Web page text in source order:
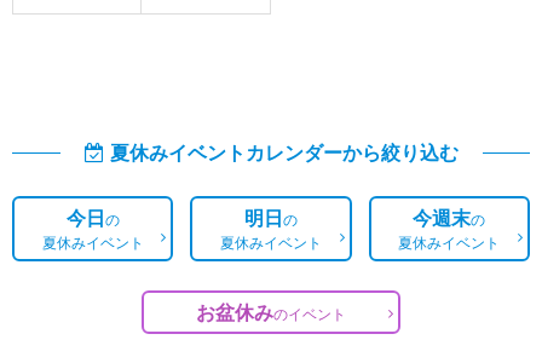
夏休みイベントカレンダーから絞り込む
今日の
夏休みイベント
明日の
夏休みイベント
今週末の
夏休みイベント
お盆休みのイベント